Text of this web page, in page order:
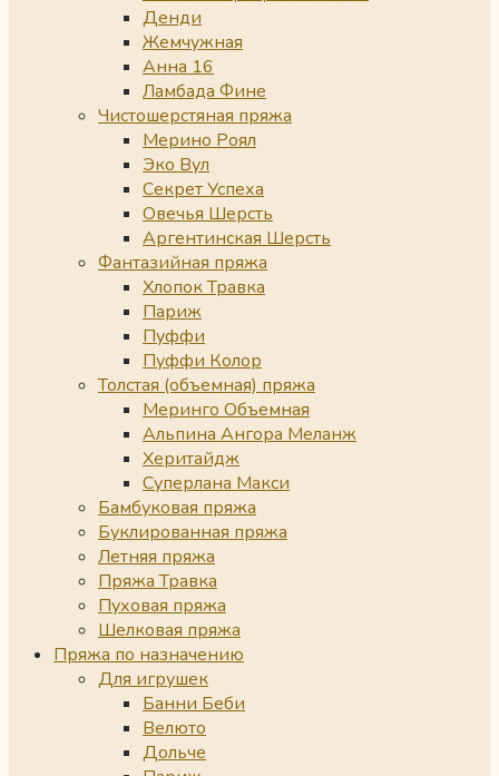
Денди
Жемчужная
Анна 16
Ламбада Фине
Чистошерстяная пряжа
Мерино Роял
Эко Вул
Секрет Успеха
Овечья Шерсть
Аргентинская Шерсть
Фантазийная пряжа
Хлопок Травка
Париж
Пуффи
Пуффи Колор
Толстая (объемная) пряжа
Меринго Объемная
Альпина Ангора Меланж
Херитайдж
Суперлана Макси
Бамбуковая пряжа
Буклированная пряжа
Летняя пряжа
Пряжа Травка
Пуховая пряжа
Шелковая пряжа
Пряжа по назначению
Для игрушек
Банни Беби
Велюто
Дольче